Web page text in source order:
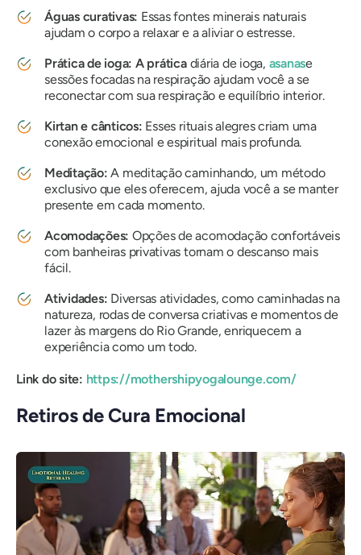
Águas curativas: Essas fontes minerais naturais
ajudam o corpo a relaxar e a aliviar o estresse.
Prática de ioga: A práticadiária de ioga, asanase
sessões focadas na respiração ajudam você a se
reconectar com sua respiração e equilíbrio interior.
Kirtan e cânticos: Esses rituais alegres criam uma
conexão emocional e espiritual mais profunda.
Meditação: A meditação caminhando, um método
exclusivo que eles oferecem, ajuda você a se manter
presente em cada momento.
Acomodações: Opções de acomodação confortáveis ​​
com banheiras privativas tornam o descanso mais
fácil.
Atividades: Diversas atividades, como caminhadas na
natureza, rodas de conversa criativas e momentos de
lazer às margens do Rio Grande, enriquecem a
experiência como um todo.
Link do site: https://mothershipyogalounge.com/
Retiros de Cura Emocional